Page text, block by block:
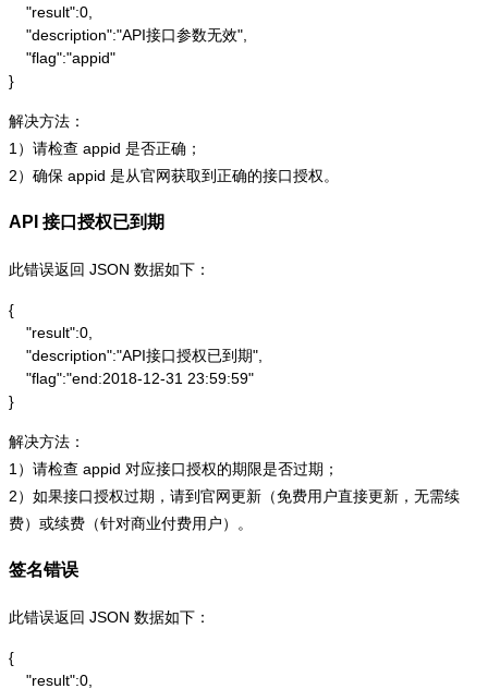
    "result":0,
    "description":"API接口参数无效",
    "flag":"appid"
}
解决方法：
1）请检查 appid 是否正确；
2）确保 appid 是从官网获取到正确的接口授权。
API 接口授权已到期
此错误返回 JSON 数据如下：
{
    "result":0,
    "description":"API接口授权已到期",
    "flag":"end:2018-12-31 23:59:59"
}
解决方法：
1）请检查 appid 对应接口授权的期限是否过期；
2）如果接口授权过期，请到官网更新（免费用户直接更新，无需续
费）或续费（针对商业付费用户）。
签名错误
此错误返回 JSON 数据如下：
{
    "result":0,